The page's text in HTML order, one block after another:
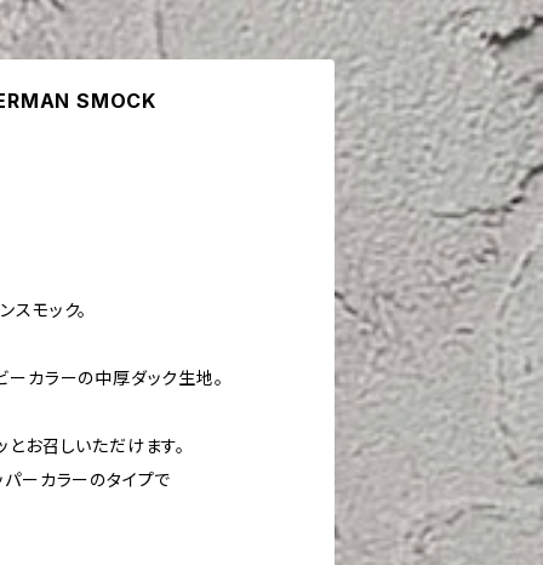
SMOCK
モック。
カラーの中厚ダック生地。
お召しいただけます。
ーカラーのタイプで